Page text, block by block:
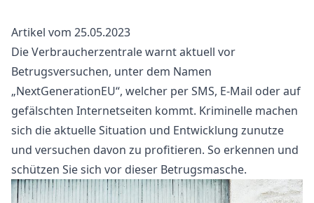
Artikel vom 25.05.2023
Die Verbraucherzentrale warnt aktuell vor
Betrugsversuchen, unter dem Namen
„NextGenerationEU“, welcher per SMS, E-Mail oder auf
gefälschten Internetseiten kommt. Kriminelle machen
sich die aktuelle Situation und Entwicklung zunutze
und versuchen davon zu profitieren. So erkennen und
schützen Sie sich vor dieser Betrugsmasche.